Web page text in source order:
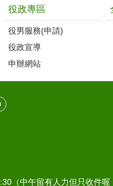
役政專區
役男服務(申請)
役政宣導
申辦網站
（中午留有人力但只收件喔